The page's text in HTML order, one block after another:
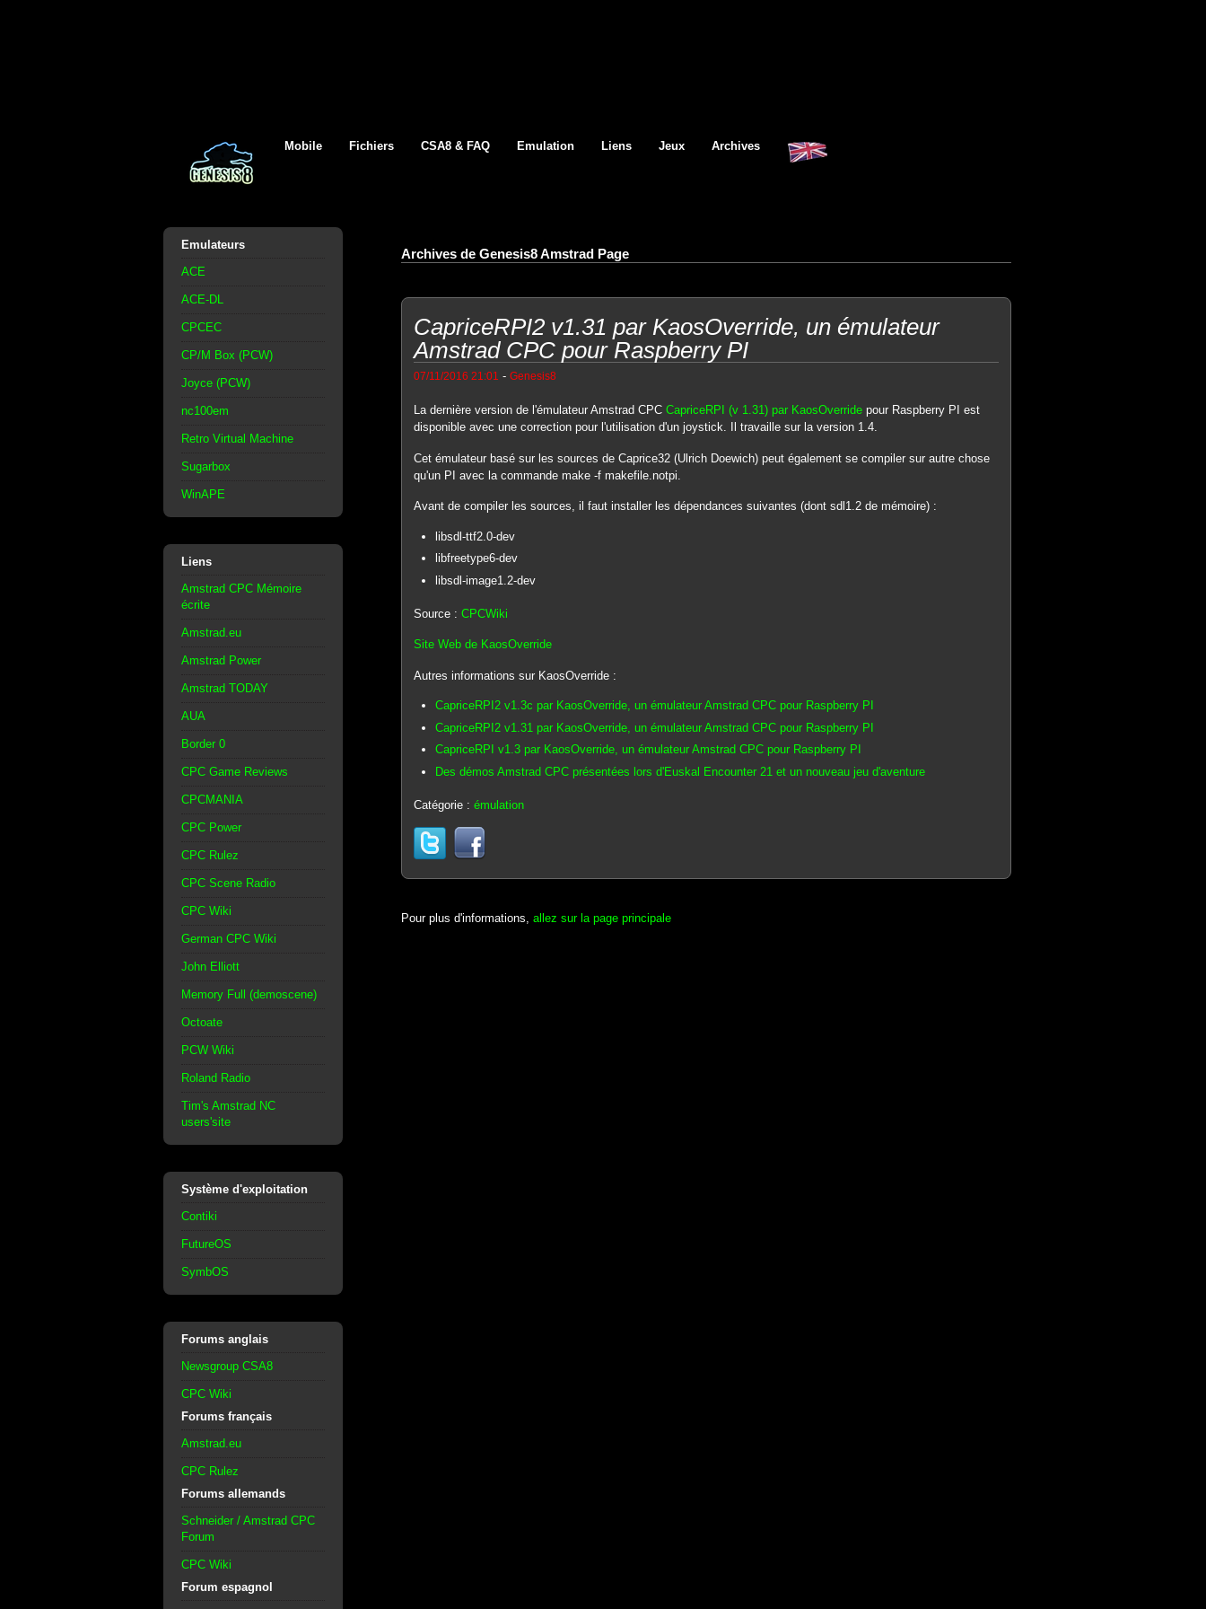
Mobile Fichiers CSA8 & FAQ Emulation Liens Jeux Archives
Emulateurs
ACE
ACE-DL
CPCEC
CP/M Box (PCW)
Joyce (PCW)
nc100em
Retro Virtual Machine
Sugarbox
WinAPE
Liens
Amstrad CPC Mémoire
écrite
Amstrad.eu
Amstrad Power
Amstrad TODAY
AUA
Border 0
CPC Game Reviews
CPCMANIA
CPC Power
CPC Rulez
CPC Scene Radio
CPC Wiki
German CPC Wiki
John Elliott
Memory Full (demoscene)
Octoate
PCW Wiki
Roland Radio
Tim's Amstrad NC
users'site
Système d'exploitation
Contiki
FutureOS
SymbOS
Forums anglais
Newsgroup CSA8
CPC Wiki
Forums français
Amstrad.eu
CPC Rulez
Forums allemands
Schneider / Amstrad CPC
Forum
CPC Wiki
Forum espagnol
Archives de Genesis8 Amstrad Page
CapriceRPI2 v1.31 par KaosOverride, un émulateur
Amstrad CPC pour Raspberry PI
07/11/2016 21:01 - Genesis8
La dernière version de l'émulateur Amstrad CPC CapriceRPI (v 1.31) par KaosOverridepour Raspberry PI est
disponible avec une correction pour l'utilisation d'un joystick. Il travaille sur la version 1.4.
Cet émulateur basé sur les sources de Caprice32 (Ulrich Doewich) peut également se compiler sur autre chose
qu'un PI avec la commande make -f makefile.notpi.
Avant de compiler les sources, il faut installer les dépendances suivantes (dont sdl1.2 de mémoire) :
libsdl-ttf2.0-dev
libfreetype6-dev
libsdl-image1.2-dev
Source : CPCWiki
Site Web de KaosOverride
Autres informations sur KaosOverride :
CapriceRPI2 v1.3c par KaosOverride, un émulateur Amstrad CPC pour Raspberry PI
CapriceRPI2 v1.31 par KaosOverride, un émulateur Amstrad CPC pour Raspberry PI
CapriceRPI v1.3 par KaosOverride, un émulateur Amstrad CPC pour Raspberry PI
Des démos Amstrad CPC présentées lors d'Euskal Encounter 21 et un nouveau jeu d'aventure
Catégorie : émulation
Pour plus d'informations, allez sur la page principale